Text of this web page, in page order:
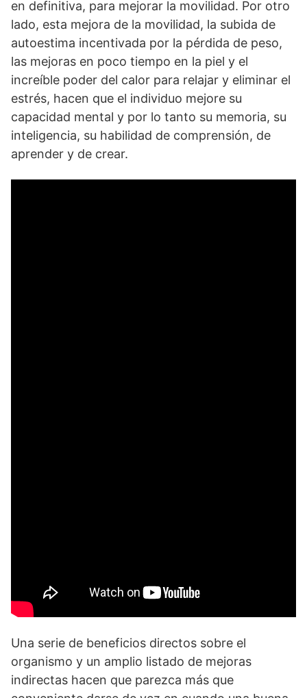
en definitiva, para mejorar la movilidad. Por otro
lado, esta mejora de la movilidad, la subida de
autoestima incentivada por la pérdida de peso,
las mejoras en poco tiempo en la piel y el
increíble poder del calor para relajar y eliminar el
estrés, hacen que el individuo mejore su
capacidad mental y por lo tanto su memoria, su
inteligencia, su habilidad de comprensión, de
aprender y de crear.
Una serie de beneficios directos sobre el
organismo y un amplio listado de mejoras
indirectas hacen que parezca más que